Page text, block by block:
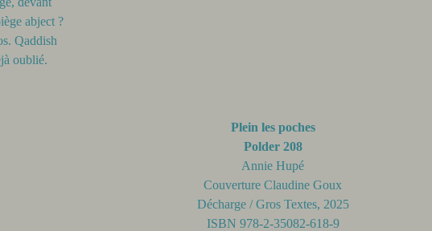
abject ?
Qaddish
oublié.
Plein les poches
Polder 208
Annie Hupé
Couverture Claudine Goux
Décharge / Gros Textes, 2025
ISBN 978-2-35082-618-9